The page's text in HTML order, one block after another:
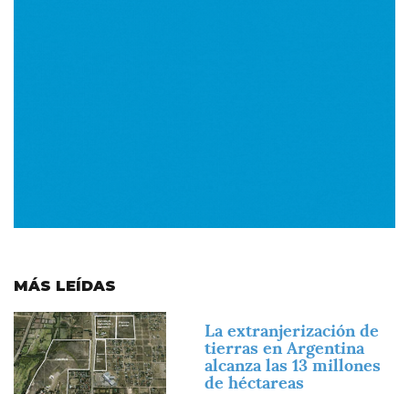
MÁS LEÍDAS
Imagen
La extranjerización de
tierras en Argentina
alcanza las 13 millones
de héctareas